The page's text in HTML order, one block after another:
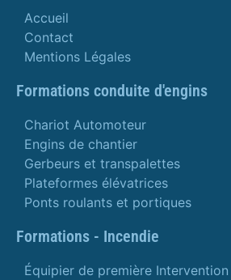
Accueil
Contact
Mentions Légales
Formations conduite d'engins
Chariot Automoteur
Engins de chantier
Gerbeurs et transpalettes
Plateformes élévatrices
Ponts roulants et portiques
Formations - Incendie
Équipier de première Intervention